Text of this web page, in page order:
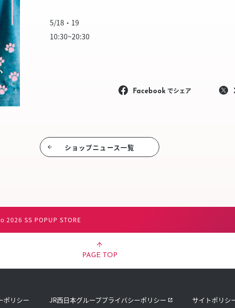
5/18・19
10:30~20:30
Facebook でシェア
ショップニュース⼀覧
2026 SS POPUP STORE
PAGE TOP
ポリシー JR西日本グループプライバシーポリシー サイトポリシ